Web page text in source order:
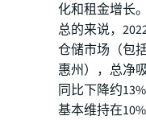
化和租金增长。
总的来说，
仓储市场（包
惠州），总净
同比下降约
基本维持在